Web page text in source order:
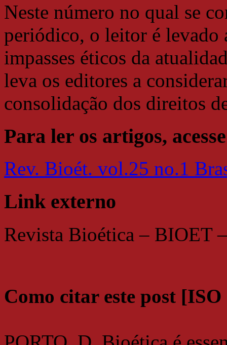
Neste número no qual se
periódico, o leitor é levado
impasses éticos da
leva os editores a
consolidação dos direitos
Para ler os artigos, acesse
Rev. Bioét. vol.25 no.1
Link externo
Revista Bioética – BIOET
Como citar este post